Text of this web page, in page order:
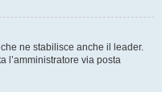
ne stabilisce anche il leader.
l’amministratore via posta